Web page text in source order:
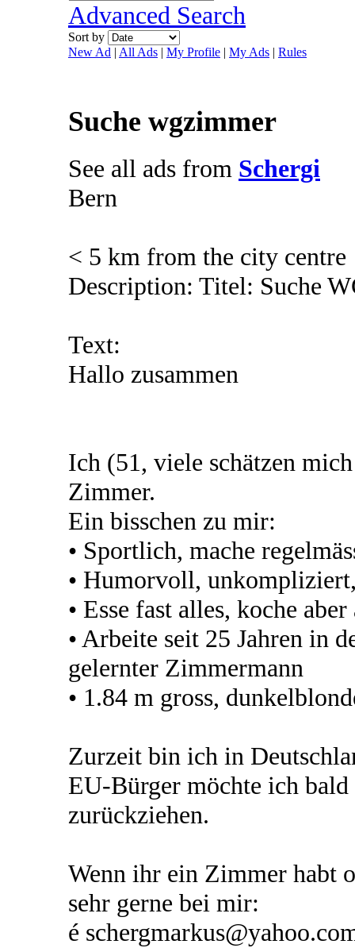
Advanced Search
Sort by
New Ad | All Ads | My Profile | My Ads | Rules
Suche wgzimmer
See all ads from Schergi
Bern
< 5 km from the city centre
Description: Titel: Suche
Text:
Hallo zusammen
Ich (51, viele schätzen
Zimmer.
Ein bisschen zu mir:
• Sportlich, mache
• Humorvoll,
• Esse fast alles, koche
• Arbeite seit 25 Jahren in
gelernter Zimmermann
• 1.84 m gross,
Zurzeit bin ich in
EU-Bürger möchte ich
zurückziehen.
Wenn ihr ein Zimmer habt
sehr gerne bei mir:
é